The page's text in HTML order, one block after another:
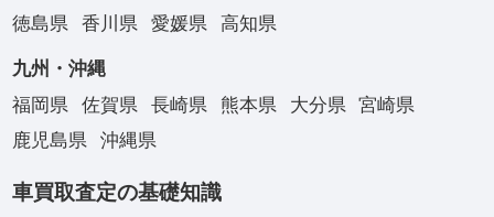
徳島県
香川県 愛媛県 高知県
九州・沖縄
福岡県
佐賀県 長崎県 熊本県 大分県
宮崎県
鹿児島県
沖縄県
車買取査定の基礎知識